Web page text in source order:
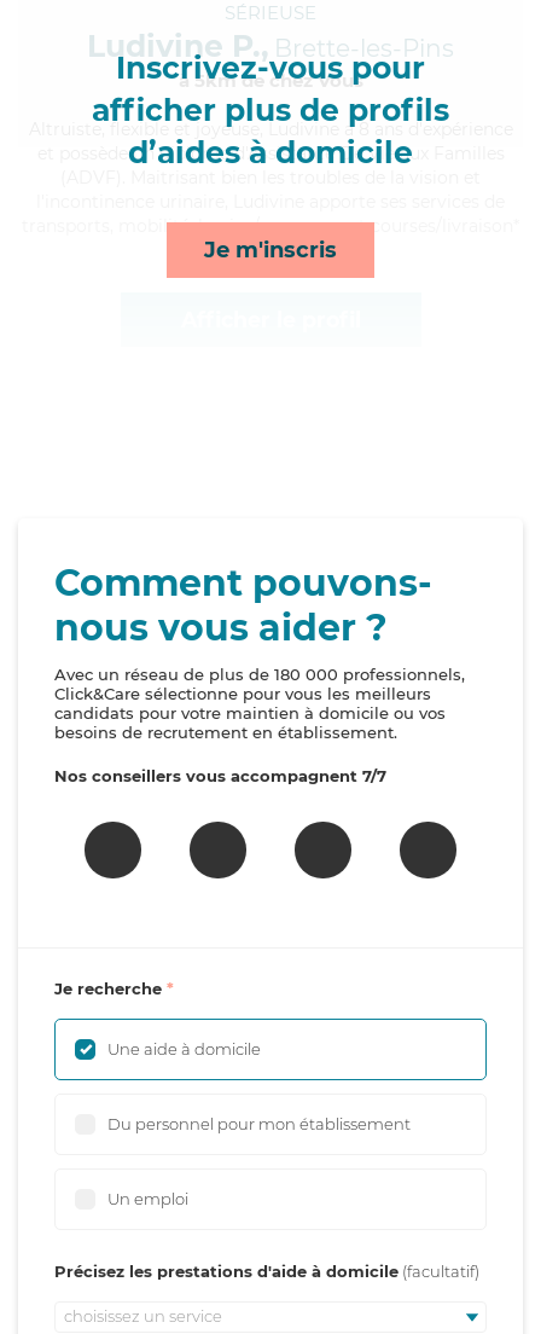
Inscrivez-vous pour
afficher plus de profils
d’aides à domicile
Je m'inscris
SÉRIEUSE
Ludivine P., Brette-les-Pins
à 5km de chez Vous
, flexible et joyeuse, Ludivine a 8 ans d'expérience
et possède un diplôme d'Assistante De Vie aux Familles
transports, mobilité, lessive/repassage et courses/livraison*
Comment pouvons-
nous vous aider ?
Avec un réseau de plus de 180 000 professionnels,
Click&Care sélectionne pour vous les meilleurs
candidats pour votre maintien à domicile ou vos
besoins de recrutement en établissement.
Nos conseillers vous accompagnent 7/7
Je recherche
Une aide à domicile
Du personnel pour mon établissement
Un emploi
Précisez les prestations d'aide à domicile
choisissez un service